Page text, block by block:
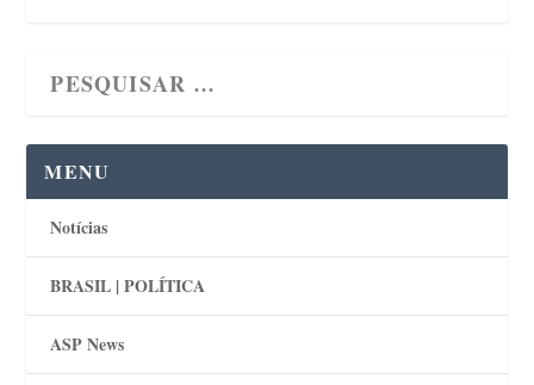
MENU
Notícias
BRASIL | POLÍTICA
ASP News